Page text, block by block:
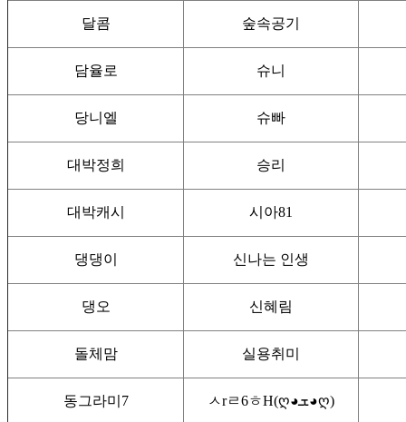
달콤 숲속공기
담율로 슈니
당니엘 슈빠
대박정희 승리
대박캐시 시아81
댕댕이 신나는 인생
댕오 신혜림
돌체맘 실용취미
동그라미7 ㅅrㄹ6ㅎH(ღ◕ܫ◕ღ)